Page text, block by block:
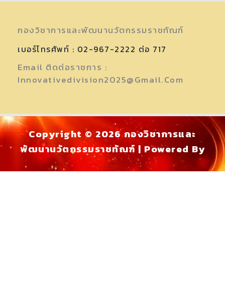
กองวิชาการและพัฒนานวัตกรรมราชทัณฑ์
เบอร์โทรศัพท์ : 02-967-2222 ต่อ 717
Email ติดต่อราชการ :
Innovativedivision2025@gmail.com
Copyright © 2026 กองวิชาการและ
พัฒนานวัตกรรมราชทัณฑ์ | Powered By